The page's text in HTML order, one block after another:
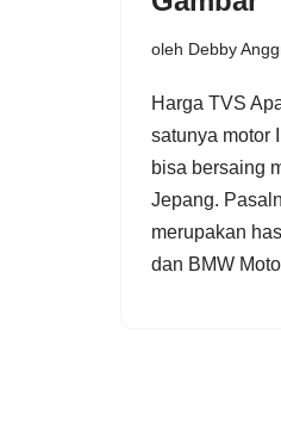
oleh Debby
Harga TVS
satunya motor
bisa bersaing
Jepang.
merupakan
dan BMW